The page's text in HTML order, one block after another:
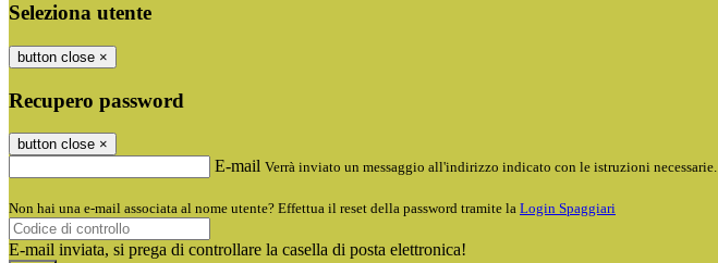
Seleziona utente
button close ×
Recupero password
button close ×
E-mail Verrà inviato un messaggio all'indirizzo indicato con le istruzioni necessarie.
Non hai una e-mail associata al nome utente? Effettua il reset della password tramite la Login Spaggiari
E-mail inviata, si prega di controllare la casella di posta elettronica!